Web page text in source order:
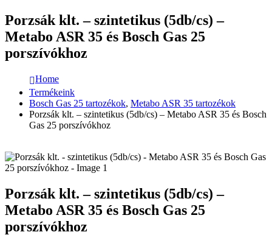
Porzsák klt. – szintetikus (5db/cs) –
Metabo ASR 35 és Bosch Gas 25
porszívókhoz
Home
Termékeink
Bosch Gas 25 tartozékok, Metabo ASR 35 tartozékok
Porzsák klt. – szintetikus (5db/cs) – Metabo ASR 35 és Bosch
Gas 25 porszívókhoz
Porzsák klt. – szintetikus (5db/cs) –
Metabo ASR 35 és Bosch Gas 25
porszívókhoz